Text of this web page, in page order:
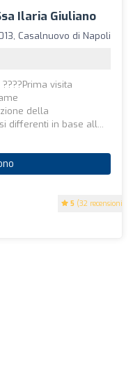
Ilaria Giuliano
5 (32 recensioni)
Casalnuovo di Napoli
visita
della
differenti in base all...